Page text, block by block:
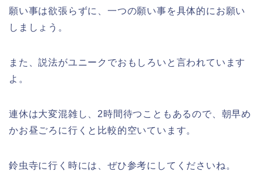
願い事は欲張らずに、一つの願い事を具体的にお願い
しましょう。
また、説法がユニークでおもしろいと言われています
よ。
連休は大変混雑し、2時間待つこともあるので、朝早め
かお昼ごろに行くと比較的空いています。
鈴虫寺に行く時には、ぜひ参考にしてくださいね。